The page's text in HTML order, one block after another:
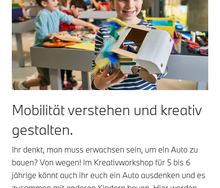
Mobilität verstehen und kreativ
gestalten.
Ihr denkt, man muss erwachsen sein, um ein Auto zu
bauen? Von wegen! Im Kreativworkshop für 5 bis 6
jährige könnt auch ihr euch ein Auto ausdenken und es